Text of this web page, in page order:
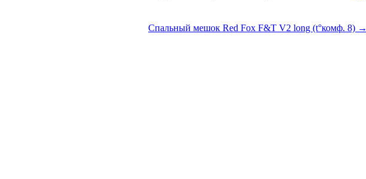
Спальный мешок Red Fox F&T V2 long (t°комф. 8) →